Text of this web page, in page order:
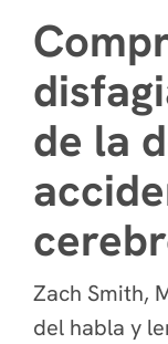
de la
Zach Smith,
del habla y